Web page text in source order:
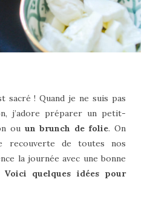
sacré ! Quand je ne suis pas
j’adore préparer un petit-
ou un brunch de folie. On
recouverte de toutes nos
la journée avec une bonne
Voici quelques idées pour